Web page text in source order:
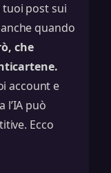
tuoi post sui
quando
che
account e
l’IA può
Ecco